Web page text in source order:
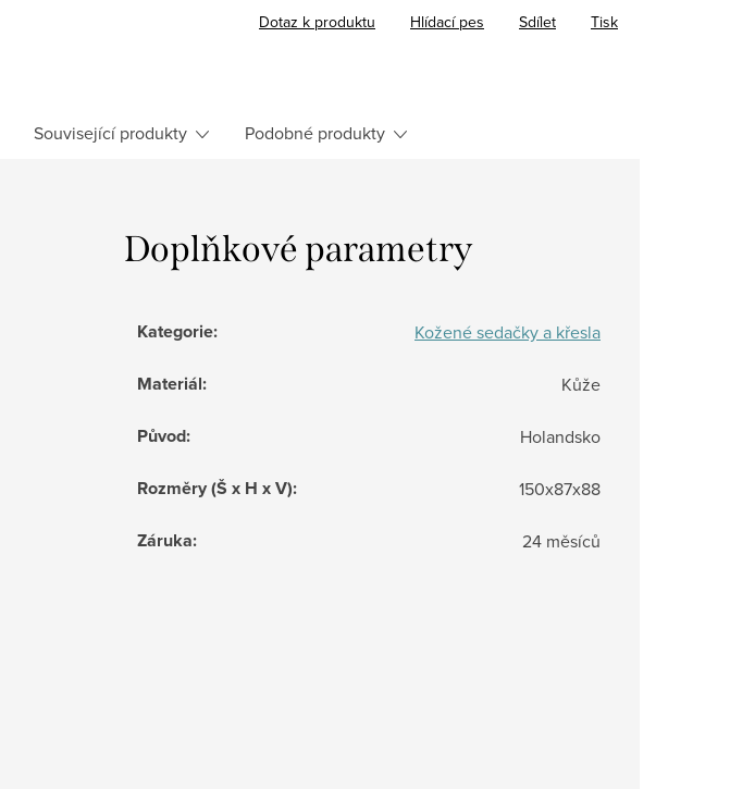
Tisk
Dotaz k produktu Hlídací pes Sdílet
Související produkty Podobné produkty
Doplňkové parametry
Kategorie: Kožené sedačky a křesla
Materiál: Kůže
Původ: Holandsko
Rozměry (Š x H x V): 150x87x88
Záruka: 24 měsíců